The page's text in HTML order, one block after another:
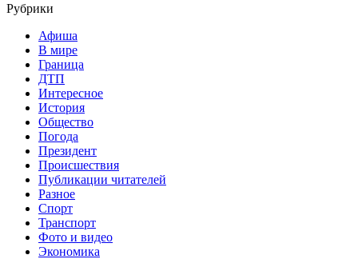
Рубрики
Афиша
В мире
Граница
ДТП
Интересное
История
Общество
Погода
Президент
Происшествия
Публикации читателей
Разное
Спорт
Транспорт
Фото и видео
Экономика